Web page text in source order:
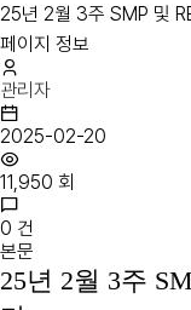
25년 2월 3주 SMP 및
페이지 정보
관리자
2025-02-20
11,950 회
0 건
본문
25년 2월 3주